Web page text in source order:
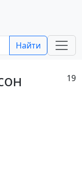
Найти
19